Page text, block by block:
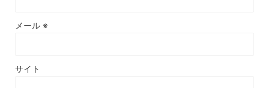
メール ※
サイト